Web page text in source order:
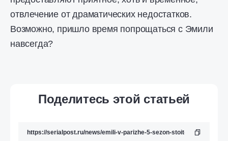
отвлечение от драматических недостатков.
Возможно, пришло время попрощаться с Эмили
навсегда?
Поделитесь этой статьей